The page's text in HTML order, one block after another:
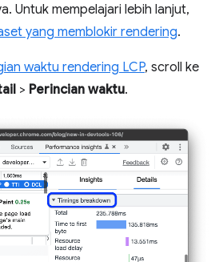
Untuk mempelajari lebih lanjut,
yang memblokir rendering.
waktu rendering LCP, scroll ke
> Perincian waktu.